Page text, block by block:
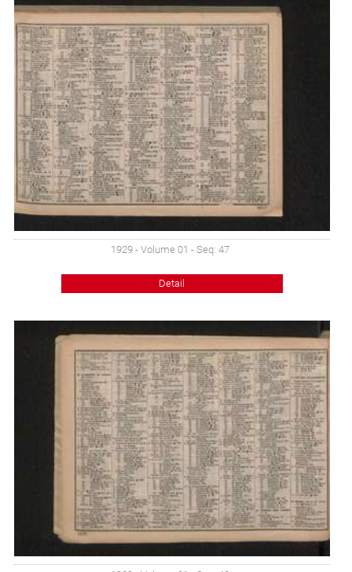
1929 - Volume 01 - Seq: 47
Detail